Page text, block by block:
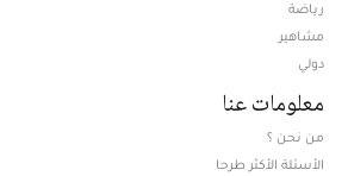
رياضة
مشاهير
دولي
معلومات عنا
من نحن ؟
الأسئلة الأكثر طرحا